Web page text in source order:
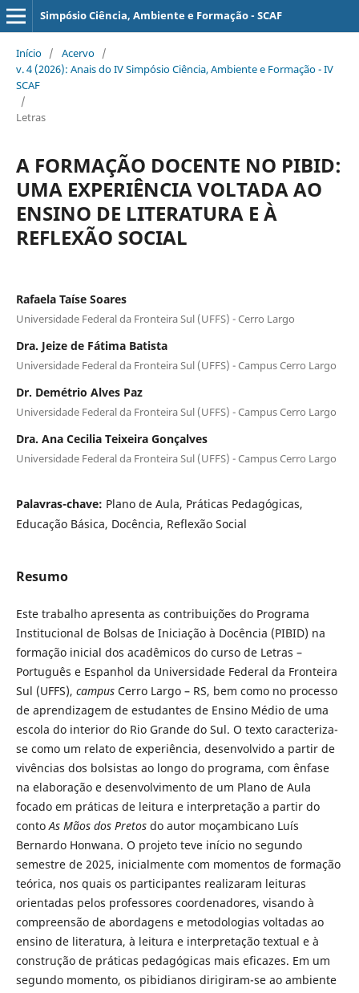
Simpósio Ciência, Ambiente e Formação - SCAF
Início / Acervo /
v. 4 (2026): Anais do IV Simpósio Ciência, Ambiente e Formação - IV
SCAF
/
Letras
A FORMAÇÃO DOCENTE NO PIBID:
UMA EXPERIÊNCIA VOLTADA AO
ENSINO DE LITERATURA E À
REFLEXÃO SOCIAL
Rafaela Taíse Soares
Universidade Federal da Fronteira Sul (UFFS) - Cerro Largo
Dra. Jeize de Fátima Batista
Universidade Federal da Fronteira Sul (UFFS) - Campus Cerro Largo
Dr. Demétrio Alves Paz
Universidade Federal da Fronteira Sul (UFFS) - Campus Cerro Largo
Dra. Ana Cecilia Teixeira Gonçalves
Universidade Federal da Fronteira Sul (UFFS) - Campus Cerro Largo
Palavras-chave: Plano de Aula, Práticas Pedagógicas,
Educação Básica, Docência, Reflexão Social
Resumo
Este trabalho apresenta as contribuições do Programa
Institucional de Bolsas de Iniciação à Docência (PIBID) na
formação inicial dos acadêmicos do curso de Letras –
Português e Espanhol da Universidade Federal da Fronteira
Sul (UFFS), campusCerro Largo – RS, bem como no processo
de aprendizagem de estudantes de Ensino Médio de uma
escola do interior do Rio Grande do Sul. O texto caracteriza-
se como um relato de experiência, desenvolvido a partir de
vivências dos bolsistas ao longo do programa, com ênfase
na elaboração e desenvolvimento de um Plano de Aula
focado em práticas de leitura e interpretação a partir do
contoAs Mãos dos Pretos do autor moçambicano Luís
Bernardo Honwana. O projeto teve início no segundo
semestre de 2025, inicialmente com momentos de formação
teórica, nos quais os participantes realizaram leituras
orientadas pelos professores coordenadores, visando à
compreensão de abordagens e metodologias voltadas ao
ensino de literatura, à leitura e interpretação textual e à
construção de práticas pedagógicas mais eficazes. Em um
segundo momento, os pibidianos dirigiram-se ao ambiente